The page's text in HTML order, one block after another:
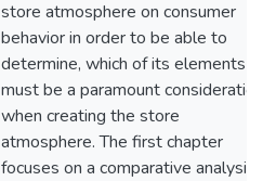
store atmosphere on consumer
behavior in order to be able to
determine, which of its elements
must be a paramount consideration
when creating the store
atmosphere. The first chapter
focuses on a comparative analysis